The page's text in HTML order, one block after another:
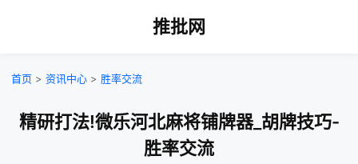
推批网
首页 > 资讯中心 > 胜率交流
精研打法!微乐河北麻将铺牌器_胡牌技巧-
胜率交流